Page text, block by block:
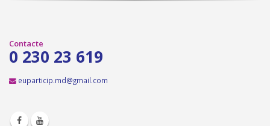
Contacte
0 230 23 619
euparticip.md@gmail.com